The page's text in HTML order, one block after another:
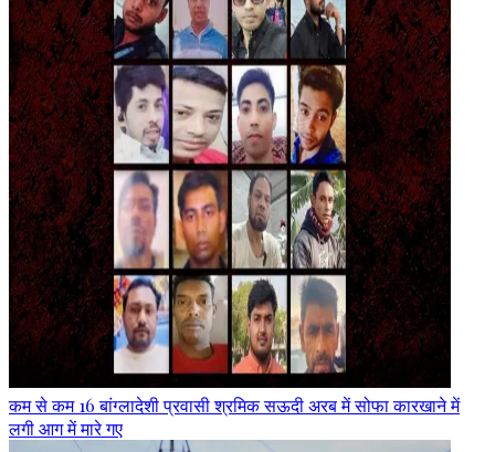
कम से कम 16 बांग्लादेशी प्रवासी श्रमिक सऊदी अरब में सोफा कारखाने में
लगी आग में मारे गए